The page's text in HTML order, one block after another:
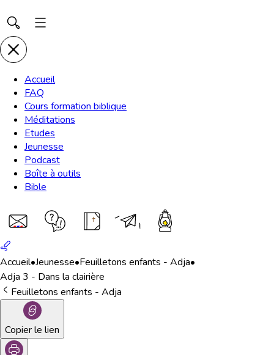
Accueil
FAQ
Cours formation biblique
Méditations
Etudes
Jeunesse
Podcast
Boîte à outils
Bible
Accueil•Jeunesse•Feuilletons enfants - Adja•
Adja 3 - Dans la clairière
Feuilletons enfants - Adja
Copier le lien